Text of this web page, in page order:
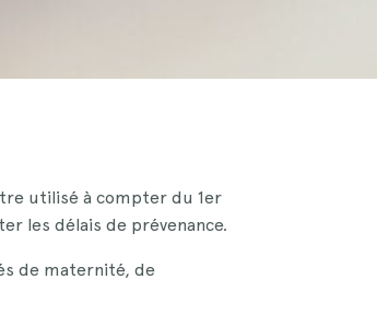
utilisé à compter du 1er
les délais de prévenance.
de maternité, de